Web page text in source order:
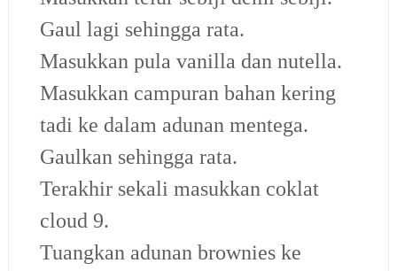
Gaul lagi sehingga rata.
Masukkan pula vanilla dan nutella.
Masukkan campuran bahan kering
tadi ke dalam adunan mentega.
Gaulkan sehingga rata.
Terakhir sekali masukkan coklat
cloud 9.
Tuangkan adunan brownies ke